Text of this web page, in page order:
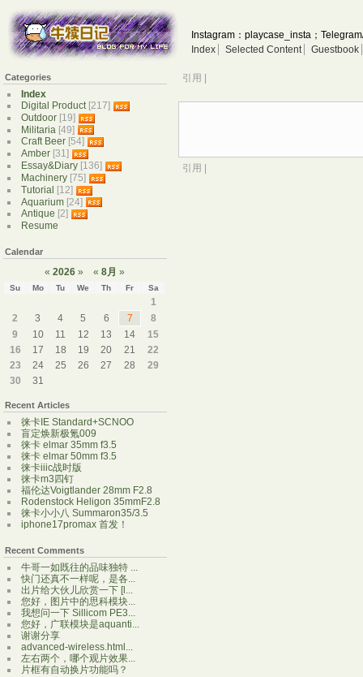
Instagram：playcase_insta；
Index
Selected Content Guestbook
引用 |
引用 |
Categories
Index
Digital Product[217]
Outdoor [19]
Militaria [49]
Craft Beer [54]
Amber [31]
Essay&Diary [136]
Machinery [75]
Tutorial [12]
Aquarium [24]
Antique [2]
Resume
Calendar
« 2026 » « 8月 »
Su Mo Tu We Th Fr Sa
1
2
3 4 5 6 7
8
9
10 11 12 13 14
15
16
17 18 19 20 21
22
23
24 25 26 27 28
29
30
31
Recent Articles
徕卡IE Standard+SCNOO
盲定焕新极氪009
徕卡 elmar 35mm f3.5
徕卡 elmar 50mm f3.5
徕卡iiic战时版
徕卡m3四钉
福伦达Voigtlander 28mm F2.8
Rodenstock Heligon 35mmF2.8
徕卡小小八 Summaron35/3.5
iphone17promax 首发！
Recent Comments
牛哥一如既往的品味独特 ...
快门还真不一样呢，是各...
出片给大伙儿欣赏一下 [l...
您好，图片中的思科模块...
我想问一下 Sillicom PE3...
您好，广联模块是aquanti...
谢谢分享
advanced-wireless.html...
左右两个，哪个观片效果...
片框有自动换片功能吗？